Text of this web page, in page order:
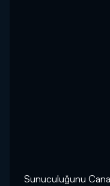
Sunuculuğunu